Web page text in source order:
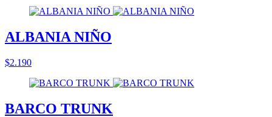
ALBANIA NIÑO
$2.190
BARCO TRUNK